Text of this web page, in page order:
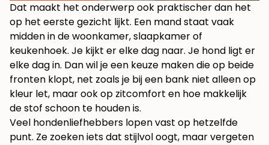
Dat maakt het onderwerp ook praktischer dan het
op het eerste gezicht lijkt. Een mand staat vaak
midden in de woonkamer, slaapkamer of
keukenhoek. Je kijkt er elke dag naar. Je hond ligt er
elke dag in. Dan wil je een keuze maken die op beide
fronten klopt, net zoals je bij een bank niet alleen op
kleur let, maar ook op zitcomfort en hoe makkelijk
de stof schoon te houden is.
Veel hondenliefhebbers lopen vast op hetzelfde
punt. Ze zoeken iets dat stijlvol oogt, maar vergeten